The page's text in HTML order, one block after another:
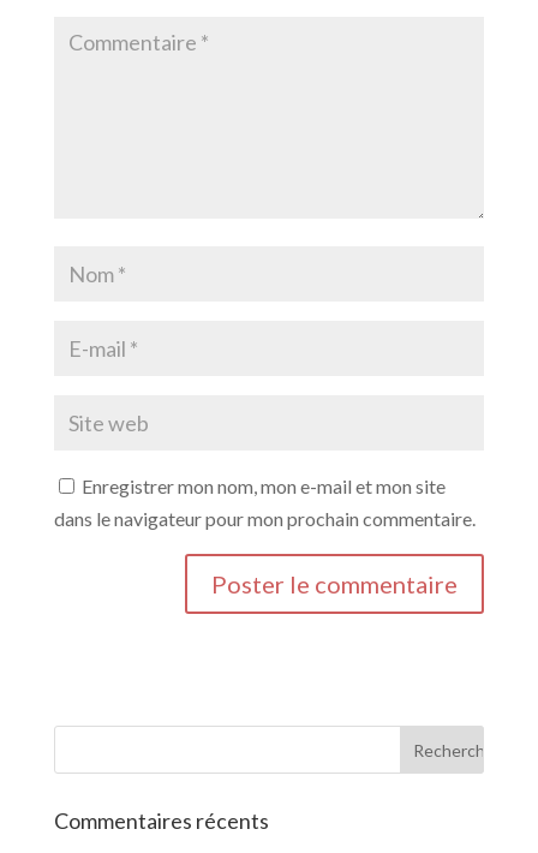
Enregistrer mon nom, mon e-mail et mon site
dans le navigateur pour mon prochain commentaire.
Commentaires récents